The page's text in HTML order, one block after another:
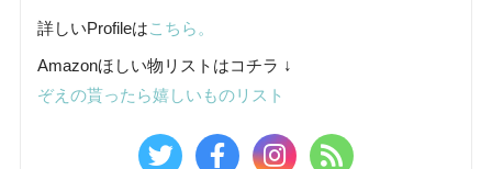
詳しいProfileはこちら。
Amazonほしい物リストはコチラ ↓
ぞえの貰ったら嬉しいものリスト